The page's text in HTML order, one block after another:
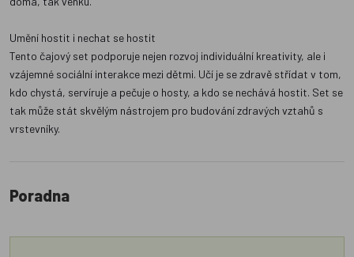
Umění hostit i nechat se hostit
Tento čajový set podporuje nejen rozvoj individuální kreativity, ale i
vzájemné sociální interakce mezi dětmi. Učí je se zdravě střídat v tom,
kdo chystá, servíruje a pečuje o hosty, a kdo se nechává hostit. Set se
tak může stát skvělým nástrojem pro budování zdravých vztahů s
vrstevníky.
Poradna